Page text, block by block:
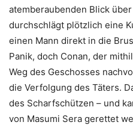
atemberaubenden Blick
durchschlägt plötzlich eine
einen Mann direkt in die
Panik, doch Conan, der
Weg des Geschosses
die Verfolgung des Täters.
des Scharfschützen – und
von Masumi Sera gerettet